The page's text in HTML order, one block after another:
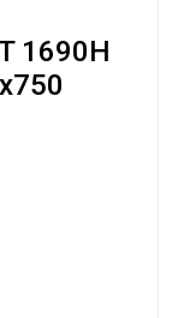
1690H